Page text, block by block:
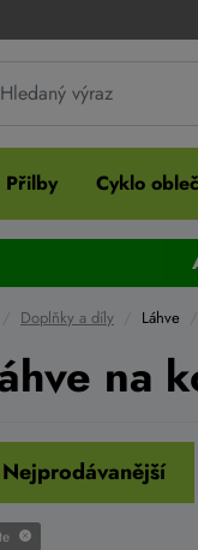
Přilby Cyklo
Doplňky a díly Láhve
na
Nejprodávanější